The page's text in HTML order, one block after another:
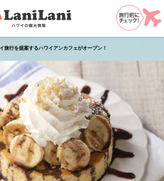
旅行を提案するハワイアンカフェがオープン！